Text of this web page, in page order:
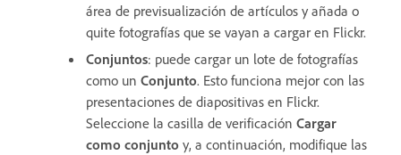
área de previsualización de artículos y añada o
quite fotografías que se vayan a cargar en Flickr.
Conjuntos: puede cargar un lote de fotografías
como un Conjunto. Esto funciona mejor con las
presentaciones de diapositivas en Flickr.
Seleccione la casilla de verificación Cargar
como conjunto y, a continuación, modifique las